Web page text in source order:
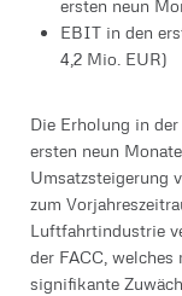
ersten neun
EBIT in den
4,2 Mio. EUR)
Die Erholung in
ersten neun
Umsatzsteigerung
zum
Luftfahrtindustrie
der FACC,
signifikante